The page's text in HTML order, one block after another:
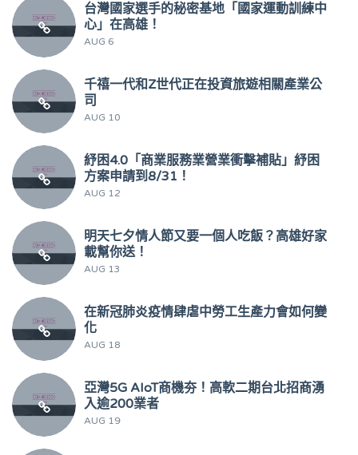
台灣國家選手的秘密基地「國家運動訓練中
心」在高雄！
AUG 6
千禧一代和Z世代正在投資旅遊相關產業公
司
AUG 10
紓困4.0「商業服務業營業衝擊補貼」紓困
方案申請到8/31！
AUG 12
明天七夕情人節又要一個人吃飯？高雄好家
載幫你送！
AUG 13
在新冠肺炎疫情肆虐中勞工生產力會如何變
化
AUG 18
亞灣5G AIoT商機夯！高軟二期台北招商湧
入逾200業者
AUG 19